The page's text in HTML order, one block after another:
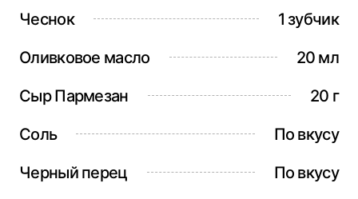
Чеснок
1 зубчик
Оливковое масло
20 мл
Сыр Пармезан
20 г
Соль
По вкусу
Черный перец
По вкусу